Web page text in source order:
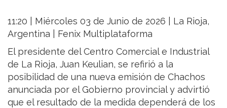
11:20 | Miércoles 03 de Junio de 2026 | La Rioja,
Argentina | Fenix Multiplataforma
El presidente del Centro Comercial e Industrial
de La Rioja, Juan Keulian, se refirió a la
posibilidad de una nueva emisión de Chachos
anunciada por el Gobierno provincial y advirtió
que el resultado de la medida dependerá de los